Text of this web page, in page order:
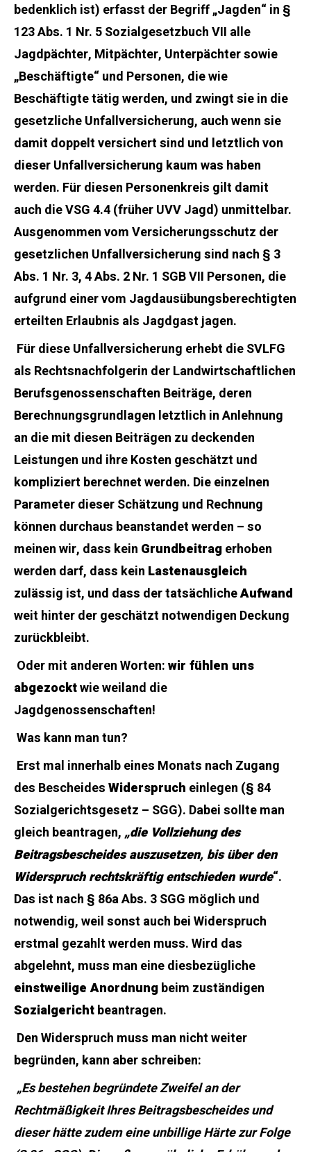
bedenklich ist) erfasst der Begriff „Jagden“ in §
123 Abs. 1 Nr. 5 Sozialgesetzbuch VII alle
Jagdpächter, Mitpächter, Unterpächter sowie
„Beschäftigte“ und Personen, die wie
Beschäftigte tätig werden, und zwingt sie in die
gesetzliche Unfallversicherung, auch wenn sie
damit doppelt versichert sind und letztlich von
dieser Unfallversicherung kaum was haben
werden. Für diesen Personenkreis gilt damit
auch die VSG 4.4 (früher UVV Jagd) unmittelbar.
Ausgenommen vom Versicherungsschutz der
gesetzlichen Unfallversicherung sind nach § 3
Abs. 1 Nr. 3, 4 Abs. 2 Nr. 1 SGB VII Personen, die
aufgrund einer vom Jagdausübungsberechtigten
erteilten Erlaubnis als Jagdgast jagen.
Für diese Unfallversicherung erhebt die SVLFG
als Rechtsnachfolgerin der Landwirtschaftlichen
Berufsgenossenschaften Beiträge, deren
Berechnungsgrundlagen letztlich in Anlehnung
an die mit diesen Beiträgen zu deckenden
Leistungen und ihre Kosten geschätzt und
kompliziert berechnet werden. Die einzelnen
Parameter dieser Schätzung und Rechnung
können durchaus beanstandet werden – so
meinen wir, dass kein Grundbeitragerhoben
werden darf, dass kein Lastenausgleich
zulässig ist, und dass der tatsächlicheAufwand
weit hinter der geschätzt notwendigen Deckung
zurückbleibt.
Oder mit anderen Worten:wir fühlen uns
abgezocktwie weiland die
Jagdgenossenschaften!
Was kann man tun?
Erst mal innerhalb eines Monats nach Zugang
des BescheidesWiderspruch einlegen (§ 84
Sozialgerichtsgesetz – SGG). Dabei sollte man
gleich beantragen,„die Vollziehung des
Beitragsbescheides auszusetzen, bis über den
Widerspruch rechtskräftig entschieden wurde“.
Das ist nach § 86a Abs. 3 SGG möglich und
notwendig, weil sonst auch bei Widerspruch
erstmal gezahlt werden muss. Wird das
abgelehnt, muss man eine diesbezügliche
einstweilige Anordnungbeim zuständigen
Sozialgerichtbeantragen.
Den Widerspruch muss man nicht weiter
begründen, kann aber schreiben:
„Es bestehen begründete Zweifel an der
Rechtmäßigkeit Ihres Beitragsbescheides und
dieser hätte zudem eine unbillige Härte zur Folge